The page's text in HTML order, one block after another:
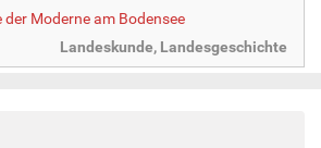
der Moderne am Bodensee
Landeskunde, Landesgeschichte